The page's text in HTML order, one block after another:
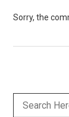
Sorry, the